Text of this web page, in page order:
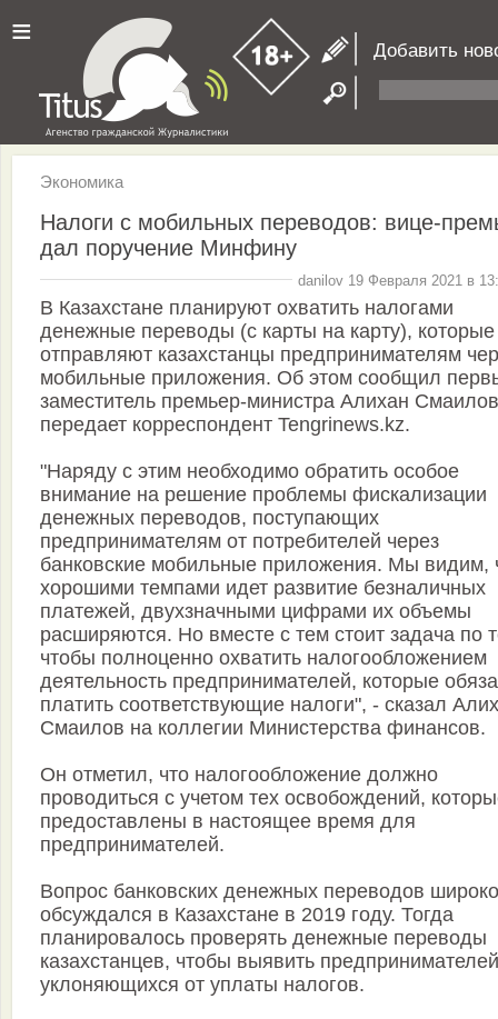
≡ Добавить
Экономика
Налоги с мобильных переводов: вице-
дал поручение Минфину
danilov 19 Февраля 2021 в
В Казахстане планируют охватить налогами
денежные переводы (с карты на карту), которые
отправляют казахстанцы предпринимателям
мобильные приложения. Об этом сообщил
заместитель премьер-министра Алихан
передает корреспондент Tengrinews.kz.
"Наряду с этим необходимо обратить особое
внимание на решение проблемы фискализации
денежных переводов, поступающих
предпринимателям от потребителей через
банковские мобильные приложения. Мы видим,
хорошими темпами идет развитие безналичных
платежей, двухзначными цифрами их объемы
расширяются. Но вместе с тем стоит задача по
чтобы полноценно охватить налогообложением
деятельность предпринимателей, которые
платить соответствующие налоги", - сказал
Смаилов на коллегии Министерства финансов.
Он отметил, что налогообложение должно
проводиться с учетом тех освобождений,
предоставлены в настоящее время для
предпринимателей.
Вопрос банковских денежных переводов широко
обсуждался в Казахстане в 2019 году. Тогда
планировалось проверять денежные переводы
казахстанцев, чтобы выявить
уклоняющихся от уплаты налогов.